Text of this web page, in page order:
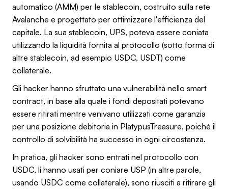
automatico (AMM) per le stablecoin, costruito sulla rete
Avalanche e progettato per ottimizzare l'efficienza del
capitale. La sua stablecoin, UPS, poteva essere coniata
utilizzando la liquidità fornita al protocollo (sotto forma di
altre stablecoin, ad esempio USDC, USDT) come
collaterale.
Gli hacker hanno sfruttato una vulnerabilità nello smart
contract, in base alla quale i fondi depositati potevano
essere ritirati mentre venivano utilizzati come garanzia
per una posizione debitoria in PlatypusTreasure, poiché il
controllo di solvibilità ha successo in ogni circostanza.
In pratica, gli hacker sono entrati nel protocollo con
USDC, li hanno usati per coniare USP (in altre parole,
usando USDC come collaterale), sono riusciti a ritirare gli